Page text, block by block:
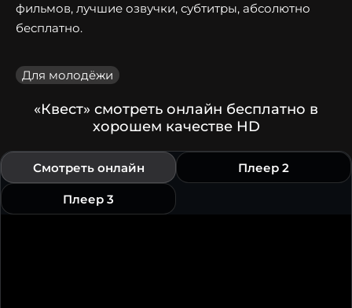
фильмов, лучшие озвучки, субтитры, абсолютно
бесплатно.
Для молодёжи
«Квест» смотреть онлайн бесплатно в
хорошем качестве HD
Смотреть онлайн Плеер 2
Плеер 3